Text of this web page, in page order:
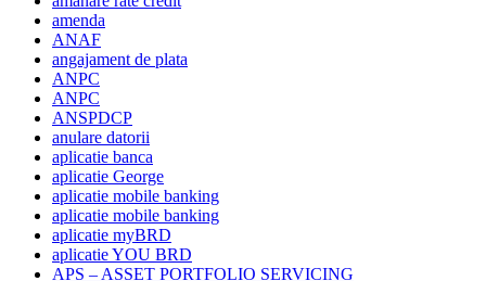
amenda
ANAF
angajament de plata
ANPC
ANPC
ANSPDCP
anulare datorii
aplicatie banca
aplicatie George
aplicatie mobile banking
aplicatie mobile banking
aplicatie myBRD
aplicatie YOU BRD
APS – ASSET PORTFOLIO SERVICING